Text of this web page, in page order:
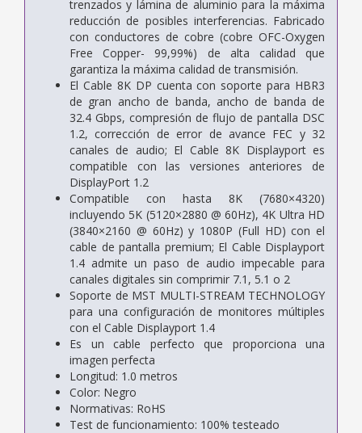
trenzados y lámina de aluminio para la máxima
reducción de posibles interferencias. Fabricado
con conductores de cobre (cobre OFC-Oxygen
Free Copper- 99,99%) de alta calidad que
garantiza la máxima calidad de transmisión.
El Cable 8K DP cuenta con soporte para HBR3
de gran ancho de banda, ancho de banda de
32.4 Gbps, compresión de flujo de pantalla DSC
1.2, corrección de error de avance FEC y 32
canales de audio; El Cable 8K Displayport es
compatible con las versiones anteriores de
DisplayPort 1.2
Compatible con hasta 8K (7680×4320)
incluyendo 5K (5120×2880 @ 60Hz), 4K Ultra HD
(3840×2160 @ 60Hz) y 1080P (Full HD) con el
cable de pantalla premium; El Cable Displayport
1.4 admite un paso de audio impecable para
canales digitales sin comprimir 7.1, 5.1 o 2
Soporte de MST MULTI-STREAM TECHNOLOGY
para una configuración de monitores múltiples
con el Cable Displayport 1.4
Es un cable perfecto que proporciona una
imagen perfecta
Longitud: 1.0 metros
Color: Negro
Normativas: RoHS
Test de funcionamiento: 100% testeado